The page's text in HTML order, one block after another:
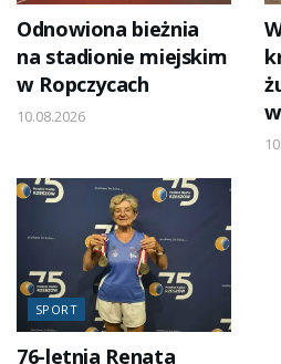
Odnowiona bieżnia
na stadionie miejskim
w Ropczycach
10.08.2026
SPORT
76-letnia Renata